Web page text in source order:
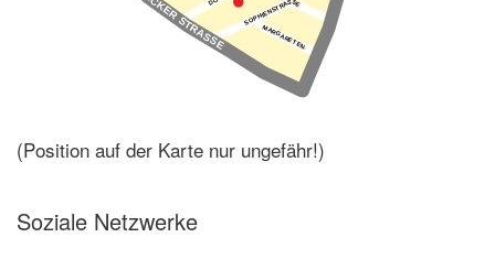
(Position auf der Karte nur ungefähr!)
Soziale Netzwerke